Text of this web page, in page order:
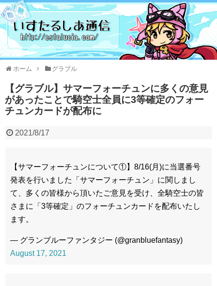
ホーム グラブル
【グラブル】サマーフォーチュンに多くの意見
があったことで騎空士全員に3等確定のフォー
チュンカードが配布に
2021/8/17
【サマーフォーチュンについて①】8/16(月)に当選番号
発表を行いました「サマーフォーチュン」に関しまし
て、多くの皆様から頂いたご意見を受け、全騎空士の皆
さまに「3等確定」のフォーチュンカードを配布いたし
ます。
— グランブルーファンタジー (@granbluefantasy)
August 17, 2021